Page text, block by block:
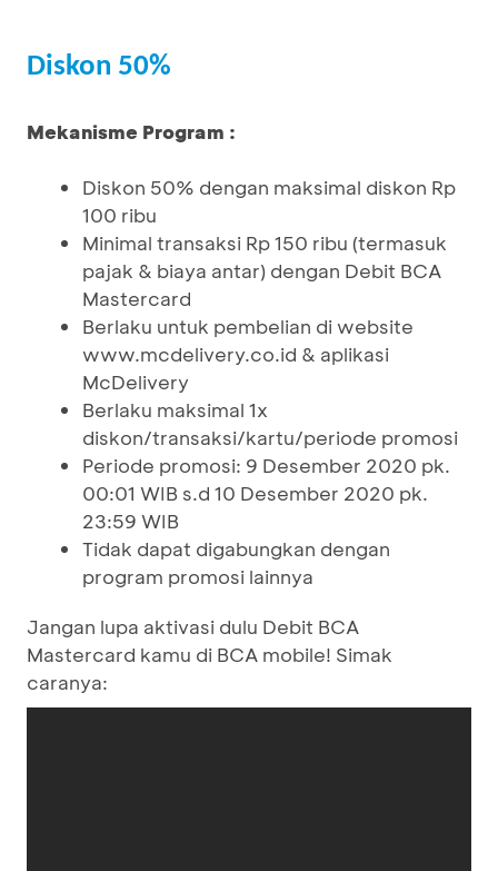
Diskon 50%
Mekanisme Program :
Diskon 50% dengan maksimal diskon Rp
100 ribu
Minimal transaksi Rp 150 ribu (termasuk
pajak & biaya antar) dengan Debit BCA
Mastercard
Berlaku untuk pembelian di website
www.mcdelivery.co.id & aplikasi
McDelivery
Berlaku maksimal 1x
diskon/transaksi/kartu/periode promosi
Periode promosi: 9 Desember 2020 pk.
00:01 WIB s.d 10 Desember 2020 pk.
23:59 WIB
Tidak dapat digabungkan dengan
program promosi lainnya
Jangan lupa aktivasi dulu Debit BCA
Mastercard kamu di BCA mobile! Simak
caranya: